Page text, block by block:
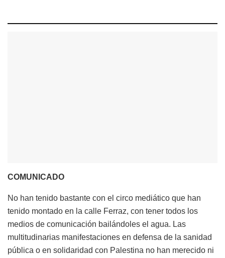
COMUNICADO
No han tenido bastante con el circo mediático que han
tenido montado en la calle Ferraz, con tener todos los
medios de comunicación bailándoles el agua. Las
multitudinarias manifestaciones en defensa de la sanidad
pública o en solidaridad con Palestina no han merecido ni